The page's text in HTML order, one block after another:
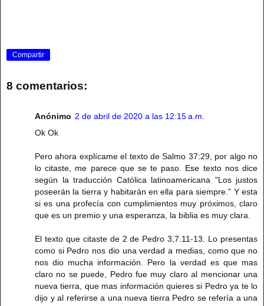
Compartir
8 comentarios:
Anónimo 2 de abril de 2020 a las 12:15 a.m.
Ok Ok
Pero ahora explícame el texto de Salmo 37:29, por algo no
lo citaste, me parece que se te paso. Ese texto nos dice
según la traducción Católica latinoamericana "Los justos
poseerán la tierra y habitarán en ella para siempre." Y esta
si es una profecía con cumplimientos muy próximos, claro
que es un premio y una esperanza, la biblia es muy clara.
El texto que citaste de 2 de Pedro 3,7.11-13. Lo presentas
como si Pedro nos dio una verdad a medias, como que no
nos dio mucha información. Pero la verdad es que mas
claro no se puede, Pedro fue muy claro al mencionar una
nueva tierra, que mas información quieres si Pedro ya te lo
dijo y al referirse a una nueva tierra Pedro se refería a una